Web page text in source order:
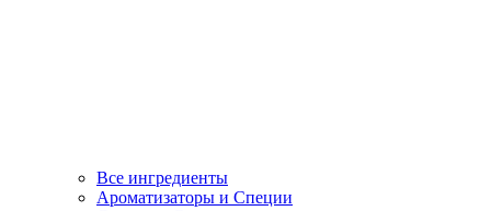
Все ингредиенты
Ароматизаторы и Специи